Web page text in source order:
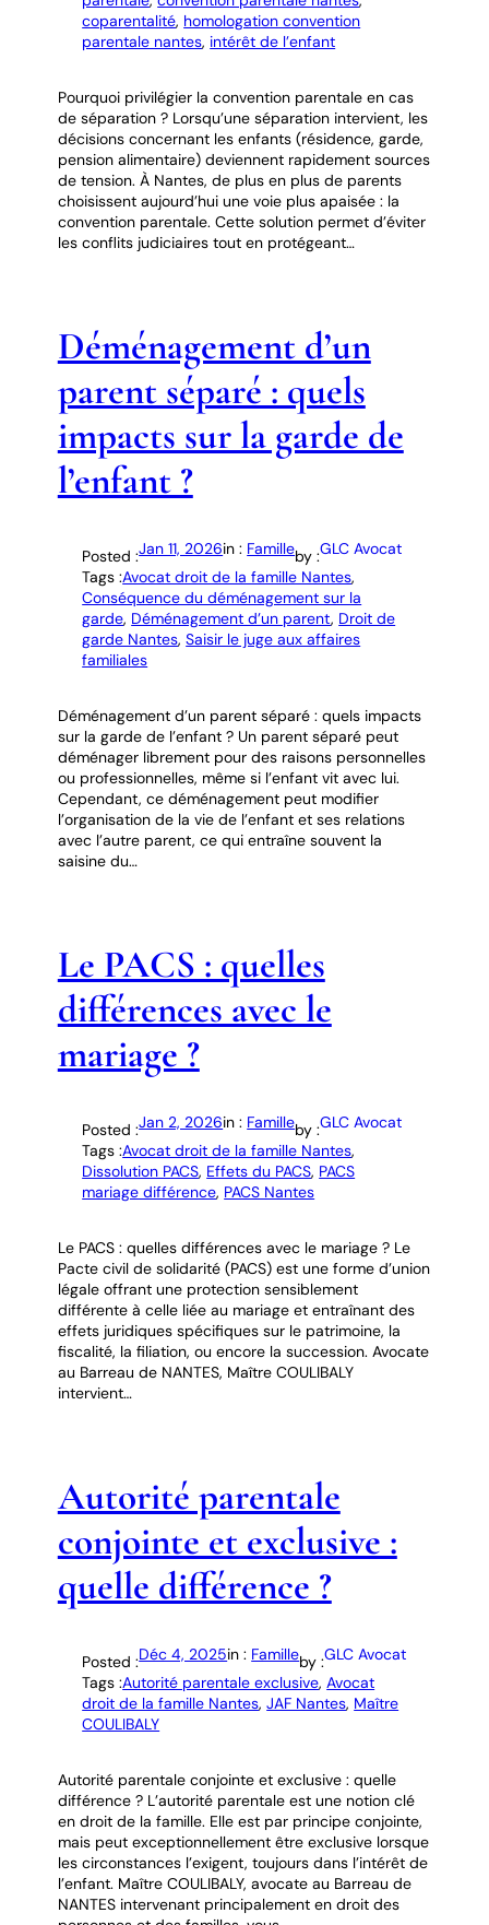
coparentalité, homologation convention
parentale nantes, intérêt de l’enfant
Pourquoi privilégier la convention parentale en cas
de séparation ? Lorsqu’une séparation intervient, les
décisions concernant les enfants (résidence, garde,
pension alimentaire) deviennent rapidement sources
de tension. À Nantes, de plus en plus de parents
choisissent aujourd’hui une voie plus apaisée : la
convention parentale. Cette solution permet d’éviter
les conflits judiciaires tout en protégeant…
Déménagement d’un
parent séparé : quels
impacts sur la garde de
l’enfant ?
Posted :Jan 11, 2026in : Familleby :GLC Avocat
Tags :Avocat droit de la famille Nantes
Conséquence du déménagement sur la
garde, Déménagement d’un parent, Droit de
garde Nantes, Saisir le juge aux affaires
familiales
Déménagement d’un parent séparé : quels impacts
sur la garde de l’enfant ? Un parent séparé peut
déménager librement pour des raisons personnelles
ou professionnelles, même si l’enfant vit avec lui.
Cependant, ce déménagement peut modifier
l’organisation de la vie de l’enfant et ses relations
avec l’autre parent, ce qui entraîne souvent la
saisine du…
Le PACS : quelles
différences avec le
mariage ?
Posted :Jan 2, 2026in : Familleby :GLC Avocat
Tags :Avocat droit de la famille Nantes
Dissolution PACS, Effets du PACS, PACS
mariage différence, PACS Nantes
Le PACS : quelles différences avec le mariage ? Le
Pacte civil de solidarité (PACS) est une forme d’union
légale offrant une protection sensiblement
différente à celle liée au mariage et entraînant des
effets juridiques spécifiques sur le patrimoine, la
fiscalité, la filiation, ou encore la succession. Avocate
au Barreau de NANTES, Maître COULIBALY
intervient…
Autorité parentale
conjointe et exclusive :
quelle différence ?
Posted :Déc 4, 2025in : Familleby :GLC Avocat
Tags :Autorité parentale exclusive, Avocat
droit de la famille Nantes, JAF Nantes, Maître
COULIBALY
Autorité parentale conjointe et exclusive : quelle
différence ? L’autorité parentale est une notion clé
en droit de la famille. Elle est par principe conjointe,
mais peut exceptionnellement être exclusive lorsque
les circonstances l’exigent, toujours dans l’intérêt de
l’enfant. Maître COULIBALY, avocate au Barreau de
NANTES intervenant principalement en droit des